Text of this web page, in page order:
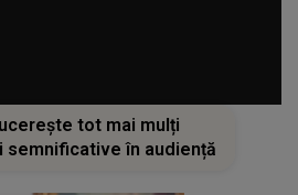
tot mai mulți
în audiență